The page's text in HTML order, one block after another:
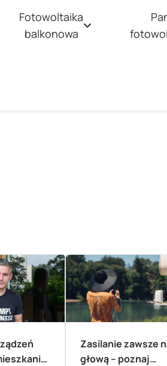
Fotowoltaika
balkonowa
Zasilanie zawsze
głową – poznaj